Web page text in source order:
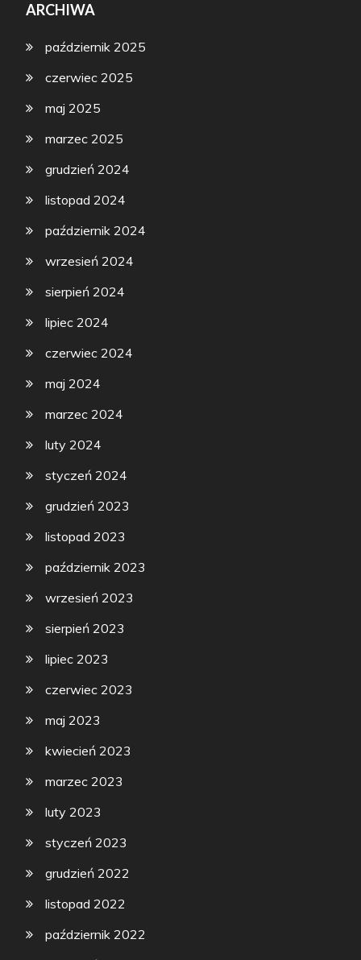
ARCHIWA
październik 2025
czerwiec 2025
maj 2025
marzec 2025
grudzień 2024
listopad 2024
październik 2024
wrzesień 2024
sierpień 2024
lipiec 2024
czerwiec 2024
maj 2024
marzec 2024
luty 2024
styczeń 2024
grudzień 2023
listopad 2023
październik 2023
wrzesień 2023
sierpień 2023
lipiec 2023
czerwiec 2023
maj 2023
kwiecień 2023
marzec 2023
luty 2023
styczeń 2023
grudzień 2022
listopad 2022
październik 2022